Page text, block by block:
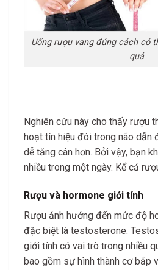
Uống rượu vang đúng cách có
quả
Nghiên cứu này cho thấy rượu
hoạt tín hiệu đói trong não dẫn
dễ tăng cân hơn. Bởi vậy, bạn
nhiều trong một ngày. Kể cả
Rượu và hormone giới tính
Rượu ảnh hưởng đến mức độ
đặc biệt là testosterone.
giới tính có vai trò trong nhiều
bao gồm sự hình thành cơ bắp